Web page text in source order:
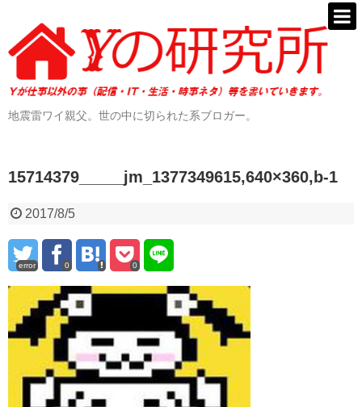
地震雷ワイ親父。世の中に切られた系ブロガー。
15714379_____jm_1377349615,640×360,b-1
2017/8/5
error 0 0